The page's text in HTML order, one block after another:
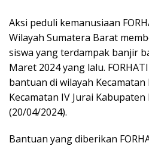
Aksi peduli kemanusiaan
Wilayah Sumatera Barat
siswa yang terdampak banjir
Maret 2024 yang lalu.
bantuan di wilayah
Kecamatan IV Jurai Kabupaten
(20/04/2024).
Bantuan yang diberikan